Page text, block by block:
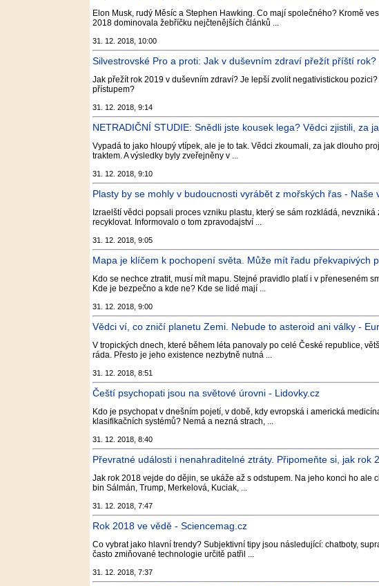
Elon Musk, rudý Měsíc a Stephen Hawking. Co mají společného? Kromě
2018 dominovala žebříčku nejčtenějších článků ...
31. 12. 2018, 10:00
Silvestrovské Pro a proti: Jak v duševním zdraví přežít příští rok?
Jak přežít rok 2019 v duševním zdraví? Je lepší zvolit negativistickou
přístupem?
31. 12. 2018, 9:14
NETRADIČNÍ STUDIE: Snědli jste kousek lega? Vědci zjistili, za
Vypadá to jako hloupý vtípek, ale je to tak. Vědci zkoumali, za jak dlouho
traktem. A výsledky byly zveřejněny v ...
31. 12. 2018, 9:10
Plasty by se mohly v budoucnosti vyrábět z mořských řas - Naše
Izraelští vědci popsali proces vzniku plastu, který se sám rozkládá,
recyklovat. Informovalo o tom zpravodajství ...
31. 12. 2018, 9:05
Mapa je klíčem k pochopení světa. Může mít řadu překvapivých
Kdo se nechce ztratit, musí mít mapu. Stejné pravidlo platí i v přeneseném
Kde je bezpečno a kde ne? Kde se lidé mají ...
31. 12. 2018, 9:00
Vědci ví, co zničí planetu Zemi. Nebude to asteroid ani války -
V tropických dnech, které během léta panovaly po celé České republice,
ráda. Přesto je jeho existence nezbytně nutná ...
31. 12. 2018, 8:51
Čeští psychopati jsou na světové úrovni - Lidovky.cz
Kdo je psychopat v dnešním pojetí, v době, kdy evropská i americká
klasifikačních systémů? Nemá a nezná strach, ...
31. 12. 2018, 8:40
Převratné události i nenahraditelné ztráty. Připomeňte si, jak rok
Jak rok 2018 vejde do dějin, se ukáže až s odstupem. Na jeho konci ho ale
bin Sálmán, Trump, Merkelová, Kuciak, ...
31. 12. 2018, 7:47
Rok 2018 ve vědě - Sciencemag.cz
Co vybrat jako hlavní trendy? Subjektivní tipy jsou následující: chatboty,
často zmiňované technologie určitě patřil ...
31. 12. 2018, 7:37